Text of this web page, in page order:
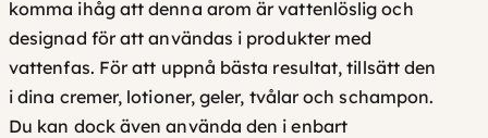
komma ihåg att denna arom ärvattenlöslig och
designad för att användas i produkter med
vattenfas. För att uppnå bästa resultat, tillsätt den
i dina cremer, lotioner, geler, tvålar och schampon.
Du kan dock även använda den i enbart